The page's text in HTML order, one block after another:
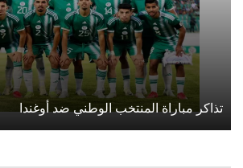
تذاكر مباراة المنتخب الوطني ضد أوغندا